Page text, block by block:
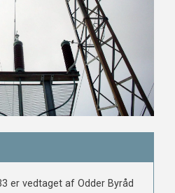
er vedtaget af Odder Byråd